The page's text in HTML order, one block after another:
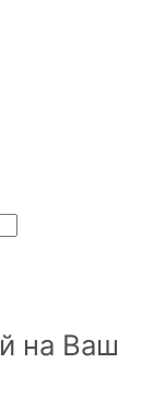
на Ваш